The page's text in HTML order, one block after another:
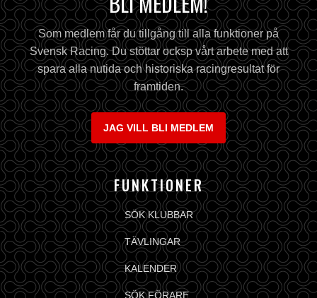
Som medlem får du tillgång till alla funktioner på
Svensk Racing. Du stöttar ocksp vårt arbete med att
spara alla nutida och historiska racingresultat för
framtiden.
JAG VILL BLI MEDLEM
FUNKTIONER
SÖK KLUBBAR
TÄVLINGAR
KALENDER
SÖK FÖRARE